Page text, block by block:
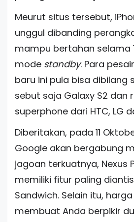
Meurut situs tersebut,
unggul dibanding
mampu bertahan selama
mode standby. Para
baru ini pula bisa dibilang
sebut saja Galaxy S2 dan
superphone dari HTC, LG
Diberitakan, pada 11
Google akan bergabung
jagoan terkuatnya, Nexus
memiliki fitur paling
Sandwich. Selain itu,
membuat Anda berpikir